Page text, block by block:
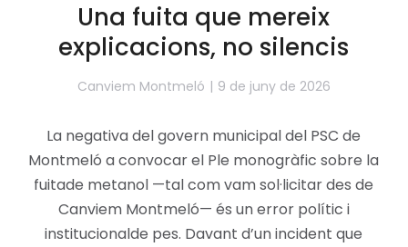
Una fuita que mereix
explicacions, no silencis
Canviem Montmeló 9 de juny de 2026
La negativa del govern municipal del PSC de
Montmeló a convocar el Ple monogràfic sobre la
fuitade metanol —tal com vam sol·licitar des de
Canviem Montmeló— és un error polític i
institucionalde pes. Davant d’un incident que